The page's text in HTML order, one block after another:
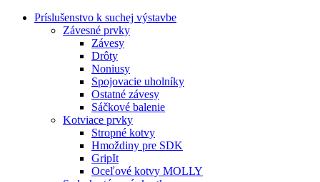
Príslušenstvo k suchej výstavbe
Závesné prvky
Závesy
Drôty
Noniusy
Spojovacie uholníky
Ostatné závesy
Sáčkové balenie
Kotviace prvky
Stropné kotvy
Hmoždiny pre SDK
GripIt
Oceľové kotvy MOLLY